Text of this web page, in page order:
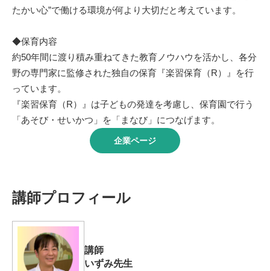
たかい心”で働ける環境が何より大切だと考えています。
◆保育内容
約50年間に渡り積み重ねてきた教育ノウハウを活かし、各分
野の専門家に監修された独自の保育『楽習保育（R）』を行
っています。
『楽習保育（R）』は子どもの発達を考慮し、保育園で行う
「あそび・せいかつ」を「まなび」につなげます。
企業ページ
講師プロフィール
講師
いずみ先生